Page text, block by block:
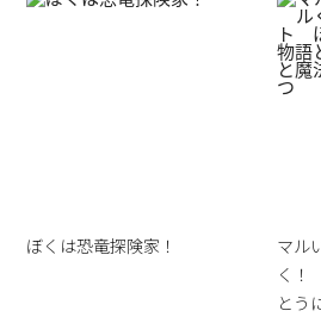
ぼくは恐竜探険家！
マル
く
とう